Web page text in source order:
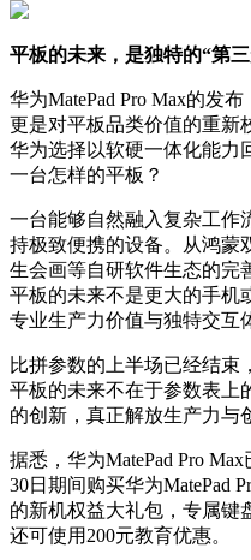
平板的未来，是独特的“第
华为MatePad Pro Max的发
更是对平板品类价值的重新
华为选择以软硬一体化能力
一台怎样的平板？
一台能够自然融入复杂工作
持极致便携的设备。从鸿蒙
生会画等自研软件生态的完
平板的未来不是更大的手机
专业生产力价值与独特交互
比拼参数的上半场已经结束
平板的未来不在于参数表上
的创新，真正解放生产力与
据悉，华为MatePad Pro
30日期间购买华为MatePad
的新机权益大礼包，专属键
还可使用200元教育优惠。